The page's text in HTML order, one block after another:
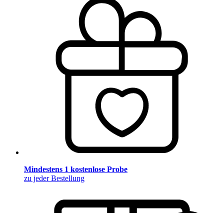
Mindestens 1 kostenlose Probe
zu jeder Bestellung